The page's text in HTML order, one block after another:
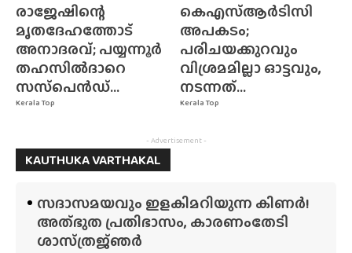
Kerala Top
രാജേഷിന്റെ
മൃതദേഹത്തോട്
അനാദരവ്; പയ്യന്നൂർ
തഹസിൽദാറെ
സസ്‌പെൻഡ്...
Kerala Top
കെഎസ്ആർടിസി
അപകടം;
പരിചയക്കുറവും
വിശ്രമമില്ലാ ഓട്ടവും,
നടന്നത്...
- Advertisement -
KAUTHUKA VARTHAKAL
സദാസമയവും ഇളകിമറിയുന്ന കിണർ!
അത്‌ഭുത പ്രതിഭാസം, കാരണംതേടി
ശാസ്‌ത്രജ്‌ഞർ